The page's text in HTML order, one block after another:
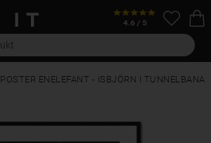
POSTER ENELEFANT - ISBJÖRN I TUNNELBANAN